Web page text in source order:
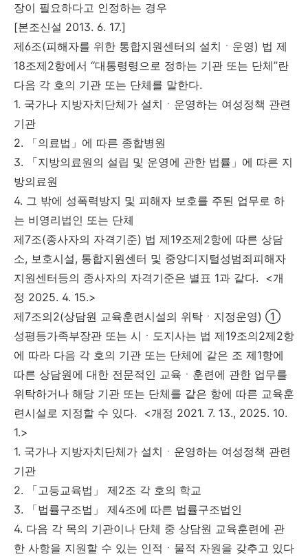
장이 필요하다고 인정하는 경우
[본조신설 2013. 6. 17.]
제6조(피해자를 위한 통합지원센터의 설치ㆍ운영) 법 제
18조제2항에서 “대통령령으로 정하는 기관 또는 단체”란
다음 각 호의 기관 또는 단체를 말한다.
1. 국가나 지방자치단체가 설치ㆍ운영하는 여성정책 관련
기관
2. 「의료법」에 따른 종합병원
3. 「지방의료원의 설립 및 운영에 관한 법률」에 따른 지
방의료원
4. 그 밖에 성폭력방지 및 피해자 보호를 주된 업무로 하
는 비영리법인 또는 단체
제7조(종사자의 자격기준) 법 제19조제2항에 따른 상담
소, 보호시설, 통합지원센터 및 중앙디지털성범죄피해자
지원센터등의 종사자의 자격기준은 별표 1과 같다. <개
정 2025. 4. 15.>
제7조의2(상담원 교육훈련시설의 위탁ㆍ지정운영) ①
성평등가족부장관 또는 시ㆍ도지사는 법 제19조의2제2항
에 따라 다음 각 호의 기관 또는 단체에 같은 조 제1항에
따른 상담원에 대한 전문적인 교육ㆍ훈련에 관한 업무를
위탁하거나 해당 기관 또는 단체를 같은 항에 따른 교육훈
련시설로 지정할 수 있다. <개정 2021. 7. 13., 2025. 10.
1.>
1. 국가나 지방자치단체가 설치ㆍ운영하는 여성정책 관련
기관
2. 「고등교육법」 제2조 각 호의 학교
3. 「법률구조법」 제4조에 따른 법률구조법인
4. 다음 각 목의 기관이나 단체 중 상담원 교육훈련에 관
한 사항을 지원할 수 있는 인적ㆍ물적 자원을 갖추고 있다